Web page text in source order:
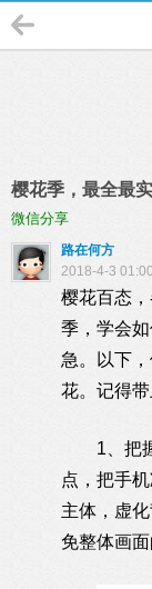
樱花季，最全最
微信分享
路在何方
2018-4-3
樱花百态
季，学会
急。以下
花。记得
1、把握
点，把手
主体，虚
免整体画面